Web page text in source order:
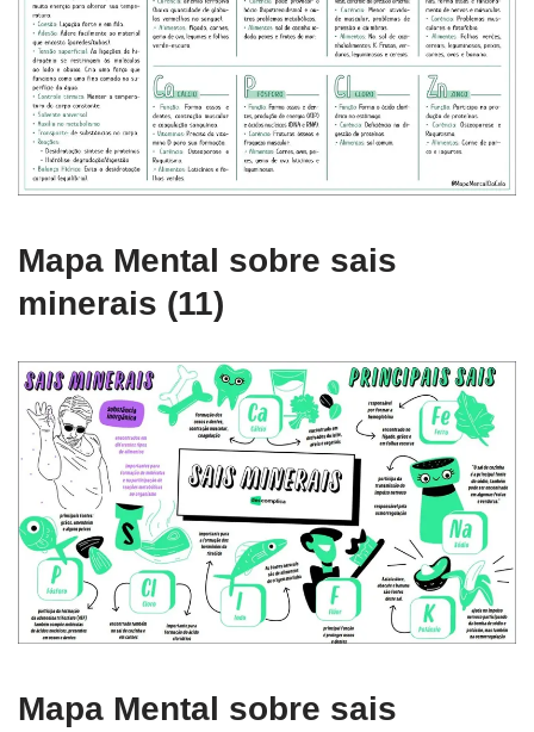
Mapa Mental sobre sais
minerais (11)
Mapa Mental sobre sais